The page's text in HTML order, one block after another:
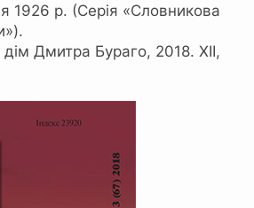
1926 р. (Серія «Словникова
Дмитра Бураго, 2018. ХІI,